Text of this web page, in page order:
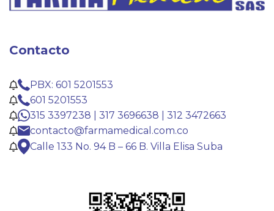
Contacto
PBX: 601 5201553
601 5201553
315 3397238 | 317 3696638 | 312 3472663
contacto@farmamedical.com.co
Calle 133 No. 94 B – 66 B. Villa Elisa Suba